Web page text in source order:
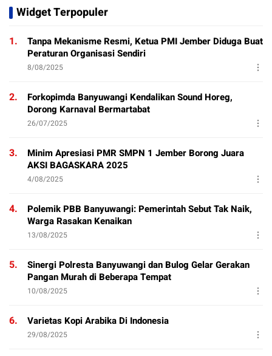
Widget Terpopuler
1.
Tanpa Mekanisme Resmi, Ketua PMI Jember Diduga Buat
Peraturan Organisasi Sendiri
8/08/2025
2.
Forkopimda Banyuwangi Kendalikan Sound Horeg,
Dorong Karnaval Bermartabat
26/07/2025
3.
Minim Apresiasi PMR SMPN 1 Jember Borong Juara
AKSI BAGASKARA 2025
4/08/2025
4.
Polemik PBB Banyuwangi: Pemerintah Sebut Tak Naik,
Warga Rasakan Kenaikan
13/08/2025
5.
Sinergi Polresta Banyuwangi dan Bulog Gelar Gerakan
Pangan Murah di Beberapa Tempat
10/08/2025
6. Varietas Kopi Arabika Di Indonesia
29/08/2025